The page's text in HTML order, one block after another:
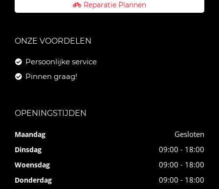
Reparatie Plannen
ONZE VOORDELEN
Persoonlijke service
Pinnen graag!
OPENINGSTIJDEN
Maandag Gesloten
Dinsdag 09:00 - 18:00
Woensdag 09:00 - 18:00
Donderdag 09:00 - 18:00